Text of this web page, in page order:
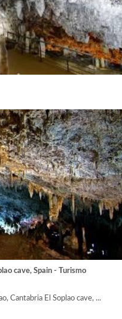
cave, Spain - Turismo
Cantabria El Soplao cave, ...